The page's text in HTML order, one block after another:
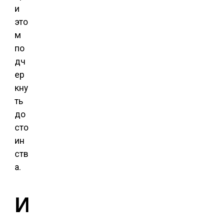
и
это
м
по
дч
ер
кну
ть
до
сто
ин
ств
а.
И